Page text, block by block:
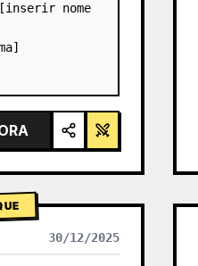
nome
de vidro
(os
30/12/2025